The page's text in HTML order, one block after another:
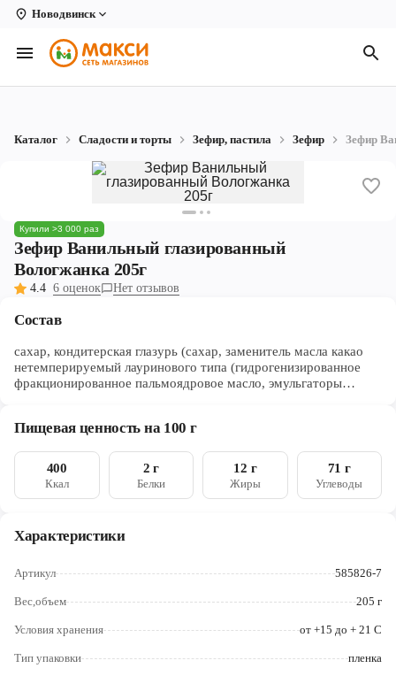
Новодвинск
Вологда
Архангельск
Коряжма
Котлас
Новодвинск
Северодвинск
Ярославль
Каталог Сладости и торты Зефир, пастила Зефир Зефир
Купили >3 000 раз
Зефир Ванильный глазированный
Вологжанка 205г
4.4 6 оценок Нет отзывов
Состав
сахар, кондитерская глазурь (сахар, заменитель масла какао
нетемперируемый лауринового типа (гидрогенизированное
фракционированное пальмоядровое масло, эмульгаторы
яблочное пюре (яблоки протертые, консервант – диоксид
кислотности - молочная кислота, цитрат натрия, ароматизатор
пищевой – ванильный, консервант - сорбиновая кислота
Пищевая ценность на 100 г
400
Ккал
2 г
Белки
12 г
Жиры
71 г
Углеводы
Характеристики
Артикул 585826-7
Вес,объем 205 г
Условия хранения от +15 до + 21 С
Тип упаковки пленка